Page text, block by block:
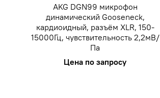
AKG DGN99 микрофон
динамический Gooseneck,
кардиоидный, разъём XLR, 150-
15000Гц, чувствительность 2,2мВ/
Па
Цена по запросу